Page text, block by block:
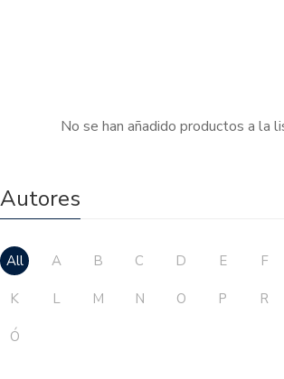
No se han añadido productos a la
Autores
All A B C D E F
K L M N O P R
Ó